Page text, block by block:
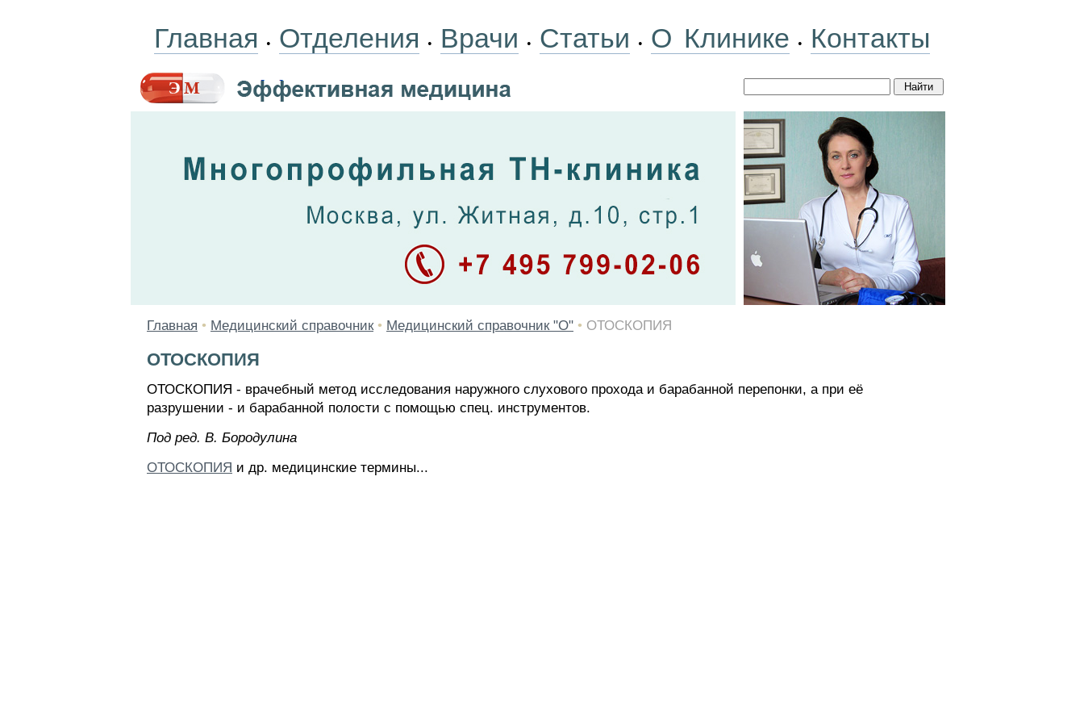
Главная • Отделения • Врачи • Статьи • О Клинике • Контакты
Главная • Медицинский справочник • Медицинский справочник "О" • ОТОСКОПИЯ
ОТОСКОПИЯ
ОТОСКОПИЯ - врачебный метод исследования наружного слухового прохода и барабанной перепонки, а при её
разрушении - и барабанной полости с помощью спец. инструментов.
Пoд peд. B. Бopoдyлинa
ОТОСКОПИЯ и др. медицинские термины...